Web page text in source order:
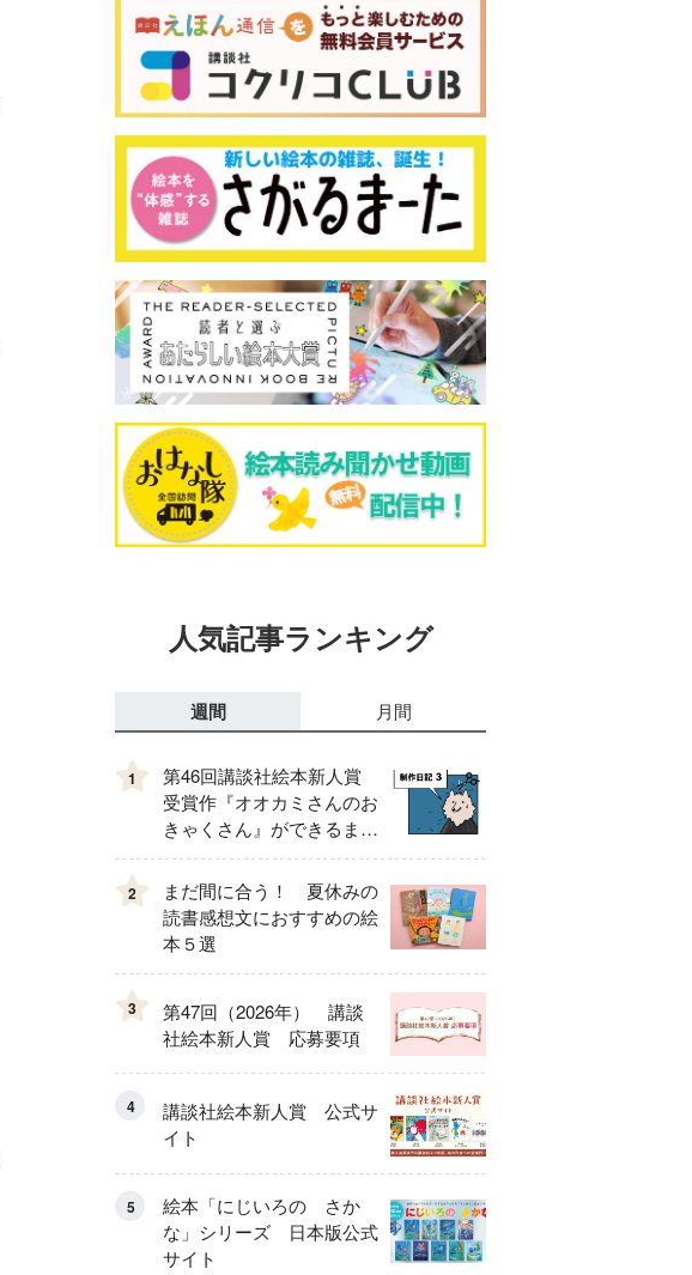
人気記事ランキング
週間 月間
1
第46回講談社絵本新人賞
受賞作『オオカミさんのお
きゃくさん』ができるまで
③
2
まだ間に合う！ 夏休みの
読書感想文におすすめの絵
本５選
3
第47回（2026年） 講談
社絵本新人賞 応募要項
4
講談社絵本新人賞 公式サ
イト
5
絵本「にじいろの さか
な」シリーズ 日本版公式
サイト